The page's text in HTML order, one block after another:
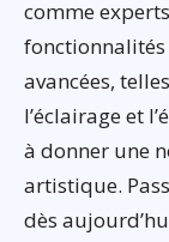
comme
fonctionnalités
avancées,
l’éclairage et
à donner une
artistique.
dès